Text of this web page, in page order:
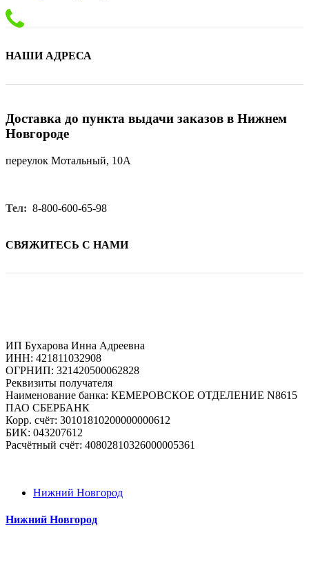
НАШИ АДРЕСА
Доставка до пункта выдачи заказов в Нижнем
Новгороде
переулок Мотальный, 10А
Тел: 8-800-600-65-98
СВЯЖИТЕСЬ С НАМИ
ИП Бухарова Инна Адреевна
ИНН: 421811032908
ОГРНИП: 321420500062828
Реквизиты получателя
Наименование банка: КЕМЕРОВСКОЕ ОТДЕЛЕНИЕ N8615
ПАО СБЕРБАНК
Корр. счёт: 30101810200000000612
БИК: 043207612
Расчётный счёт: 40802810326000005361
Нижний Новгород
Нижний Новгород